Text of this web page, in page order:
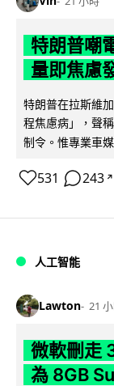
特朗普嘲
量即焦慮
特朗普在拉斯維
程焦慮病」，聲
制令。惟專業車
531 243 ↗
人工智能
Lawton 21
微軟刪走
為 8GB